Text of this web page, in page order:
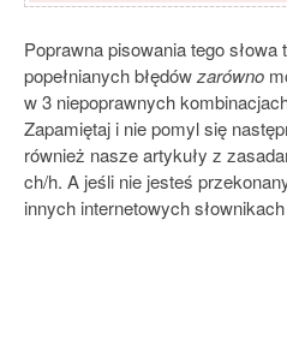
Poprawna pisowania tego słowa
popełnianych błędówzarówno
w 3 niepoprawnych
Zapamiętaj i nie pomyl się
również nasze artykuły z
ch/h. A jeśli nie jesteś
innych internetowych